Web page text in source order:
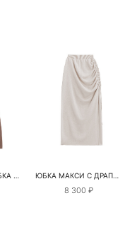
ТРИКОТАЖНАЯ ЮБКА МАКСИ ИЗ ХЛОПКА ЮБКА МАКСИ С ДРАПИРОВКОЙ
8 300 ₽